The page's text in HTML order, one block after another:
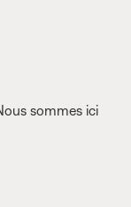
sommes ici